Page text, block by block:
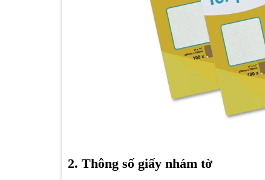
2. Thông số giấy nhám tờ